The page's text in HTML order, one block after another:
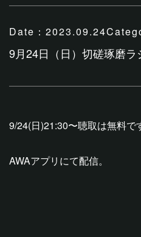
Date： 2023.09.24
9月24日（日）切磋琢磨ラ
9/24(日)21:30〜聴取は無料で
AWAアプリにて配信。